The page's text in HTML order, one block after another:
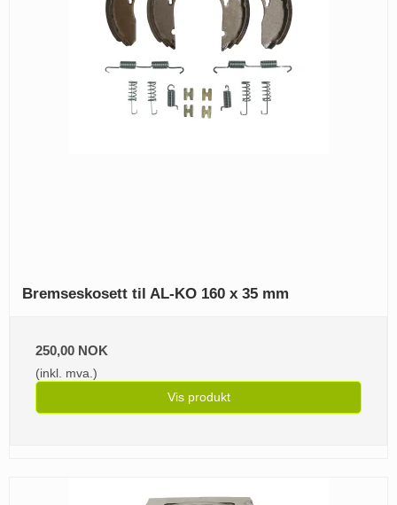
Bremseskosett til AL-KO 160 x 35 mm
250,00 NOK
(inkl. mva.)
Vis produkt